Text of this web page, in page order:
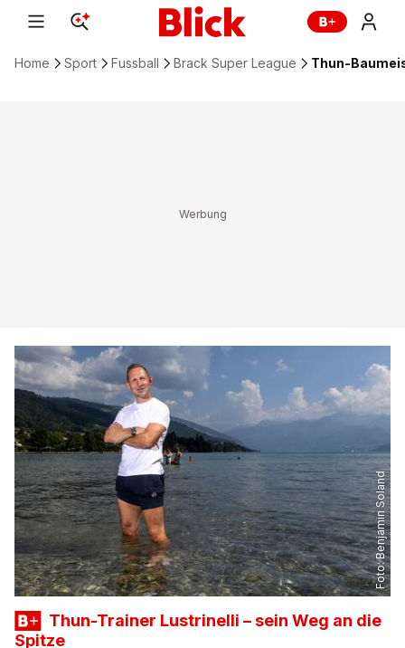
Home Sport Fussball Brack Super League Thun-
Foto:
Benjamin Soland
Thun-Trainer Lustrinelli – sein Weg an die
Spitze